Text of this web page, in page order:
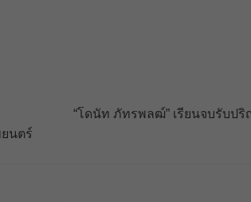
นตร์
“โดนัท ภัทรพลฒ์” เรียนจบรับป